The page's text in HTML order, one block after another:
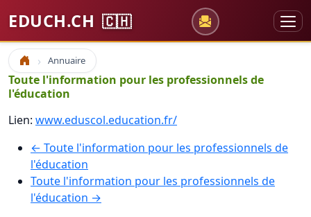
EDUCH.CH 🇨🇭
Accueil Annuaire
Toute l'information pour les professionnels de
l'éducation
Lien: www.eduscol.education.fr/
← Toute l'information pour les professionnels de
l'éducation
Toute l'information pour les professionnels de
l'éducation →